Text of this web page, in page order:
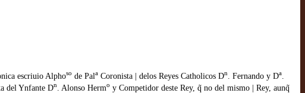
escriuio Alphoso de Pala Coronista | delos Reyes Catholicos Dn . Fernando y Da
del Ynfante Dn . Alonso Hermo y Competidor deste Rey, q̃ no del mismo | Rey, aunq̃